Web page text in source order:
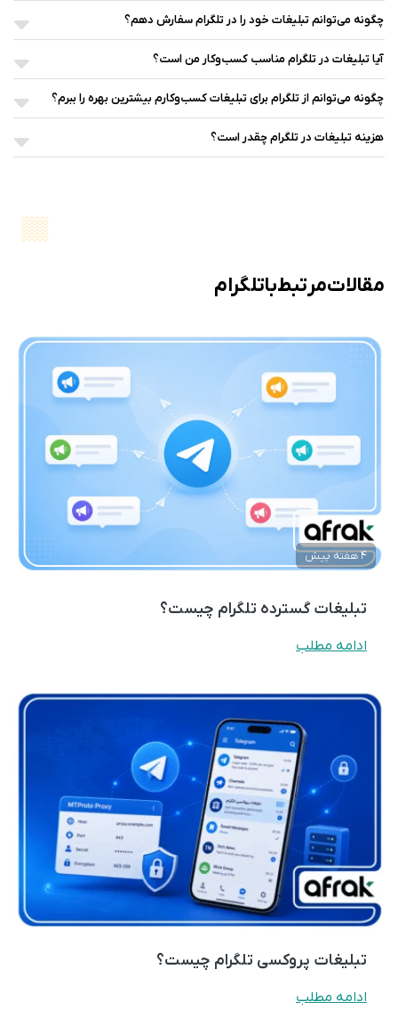
چگونه می‌توانم تبلیغات خود را در تلگرام سفارش دهم؟
آیا تبلیغات در تلگرام مناسب کسب‌وکار من است؟
چگونه می‌توانم از تلگرام برای تبلیغات کسب‌وکارم بیشترین بهره را ببرم؟
هزینه تبلیغات در تلگرام چقدر است؟
مقالات مرتبط با تلگرام
4 هفته پیش
تبلیغات گسترده تلگرام چیست؟
ادامه مطلب
تبلیغات پروکسی تلگرام چیست؟
ادامه مطلب